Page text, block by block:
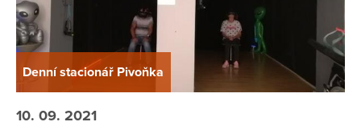
Denní stacionář Pivoňka
10. 09. 2021